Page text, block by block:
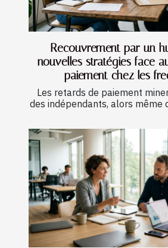
Recouvrement par un
nouvelles stratégies face
paiement chez les
Les retards de paiement
des indépendants, alors même